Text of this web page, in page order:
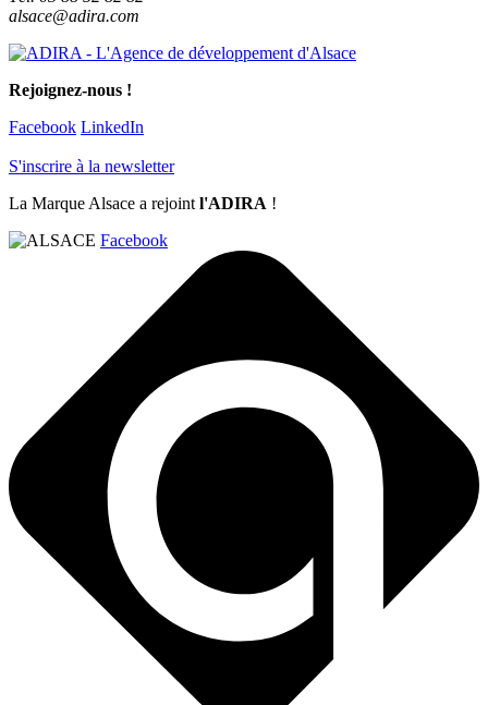
alsace@adira.com
Rejoignez-nous !
Facebook LinkedIn
S'inscrire à la newsletter
La Marque Alsace a rejointl'ADIRA !
Facebook